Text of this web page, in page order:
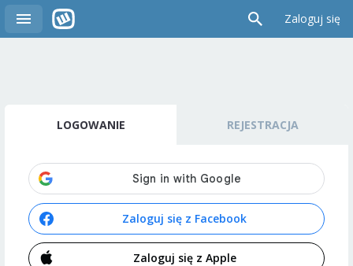
Zaloguj się
LOGOWANIE REJESTRACJA
Zaloguj się z Facebook
Zaloguj się z Apple